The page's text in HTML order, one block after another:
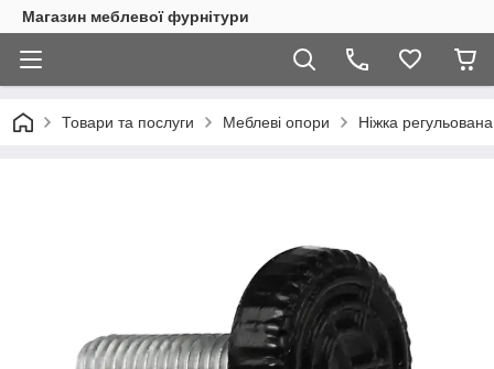
Магазин меблевої фурнітури
Товари та послуги Меблеві опори Ніжка